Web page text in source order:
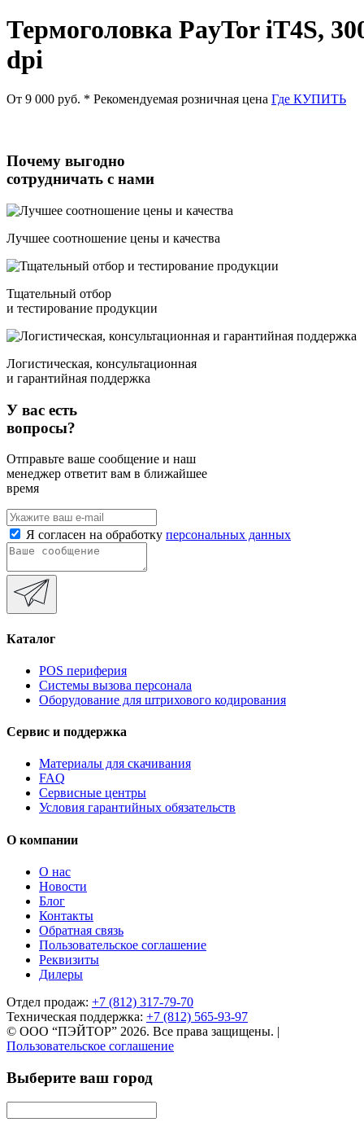
Термоголовка PayTor iT4S,
dpi
От 9 000 руб. * Рекомендуемая розничная цена Где КУПИТЬ
Почему выгодно
сотрудничать с нами
Лучшее соотношение цены и качества
Тщательный отбор
и тестирование продукции
Логистическая, консультационная
и гарантийная поддержка
У вас есть
вопросы?
Отправьте ваше сообщение и наш
менеджер ответит вам в ближайшее
время
Я согласен на обработку персональных данных
Каталог
POS периферия
Системы вызова персонала
Оборудование для штрихового кодирования
Сервис и поддержка
Материалы для скачивания
FAQ
Сервисные центры
Условия гарантийных обязательств
О компании
О нас
Новости
Блог
Контакты
Обратная связь
Пользовательское соглашение
Реквизиты
Дилеры
Отдел продаж: +7 (812) 317-79-70
Техническая поддержка: +7 (812) 565-93-97
© ООО “ПЭЙТОР” 2026. Все права защищены. |
Пользовательское соглашение
Выберите ваш город